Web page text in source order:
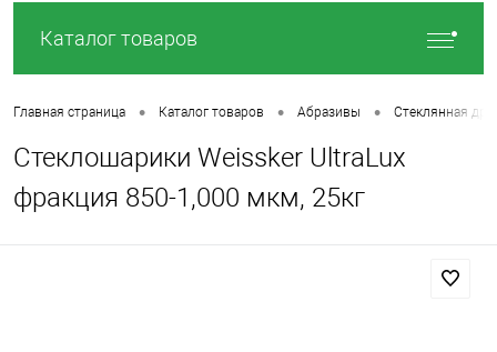
Каталог товаров
Главная страница • Каталог товаров • Абразивы • Стеклянная
Стеклошарики Weissker UltraLux
фракция 850-1,000 мкм, 25кг